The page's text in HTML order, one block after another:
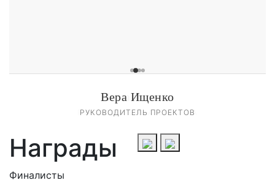
Инна Фалева
РУКОВОДИТЕЛЬ АГЕНТСТВА
Вера Ищенко
РУКОВОДИТЕЛЬ ПРОЕКТОВ
Награды
Финалисты